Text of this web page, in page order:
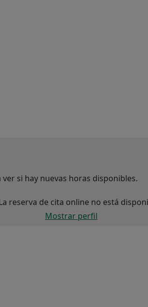
si hay nuevas horas disponibles.
reserva de cita online no está
Mostrar perfil